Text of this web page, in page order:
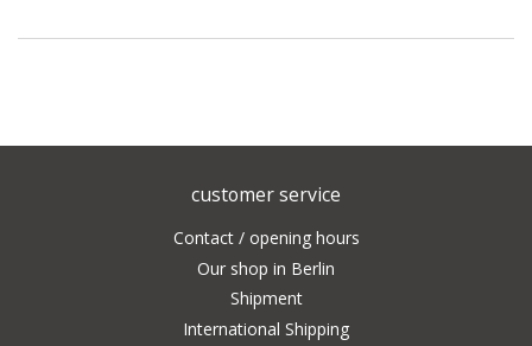
customer service
Contact / opening hours
Our shop in Berlin
Shipment
International Shipping